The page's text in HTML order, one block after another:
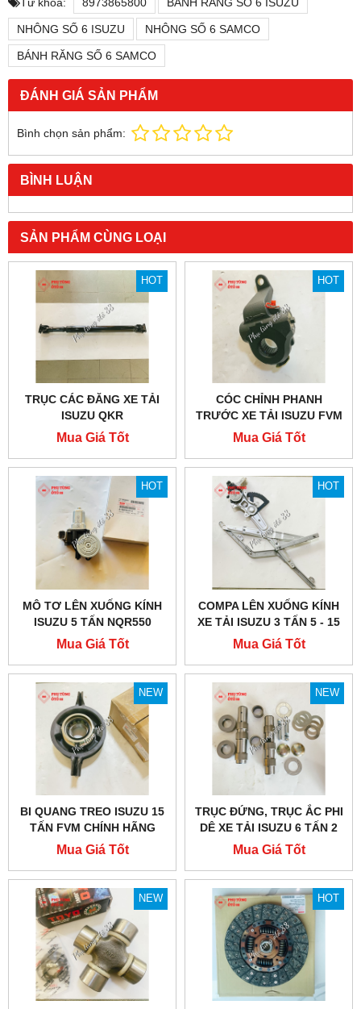
Từ khóa: 8973865800 BÁNH RĂNG SỐ 6 ISUZU
NHÔNG SỐ 6 ISUZU NHÔNG SỐ 6 SAMCO
BÁNH RĂNG SỐ 6 SAMCO
ĐÁNH GIÁ SẢN PHẨM
Bình chọn sản phẩm:
BÌNH LUẬN
SẢN PHẨM CÙNG LOẠI
HOT
TRỤC CÁC ĐĂNG XE TẢI
ISUZU QKR
Mua Giá Tốt
HOT
CÓC CHỈNH PHANH
TRƯỚC XE TẢI ISUZU FVM
1500
Mua Giá Tốt
HOT
MÔ TƠ LÊN XUỐNG KÍNH
ISUZU 5 TẤN NQR550
Mua Giá Tốt
HOT
COMPA LÊN XUỐNG KÍNH
XE TẢI ISUZU 3 TẤN 5 - 15
TẤN
Mua Giá Tốt
NEW
BI QUANG TREO ISUZU 15
TẤN FVM CHÍNH HÃNG
Mua Giá Tốt
NEW
TRỤC ĐỨNG, TRỤC ẮC PHI
DÊ XE TẢI ISUZU 6 TẤN 2
Mua Giá Tốt
NEW HOT